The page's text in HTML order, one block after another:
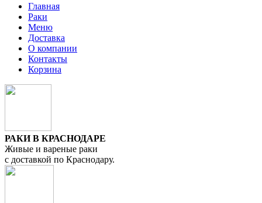
Главная
Раки
Меню
Доставка
О компании
Контакты
Корзина
РАКИ В КРАСНОДАРЕ
Живые и вареные раки
с доставкой по Краснодару.